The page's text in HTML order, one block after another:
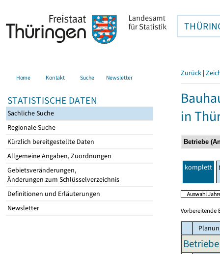
Home Kontakt Suche Newsletter
STATISTISCHE DATEN
Sachliche Suche
Regionale Suche
Kürzlich bereitgestellte Daten
Allgemeine Angaben, Zuordnungen
Gebietsveränderungen,
Änderungen zum Schlüsselverzeichnis
Definitionen und Erläuterungen
Newsletter
Zurück |
in
komplett
Vorbereitende